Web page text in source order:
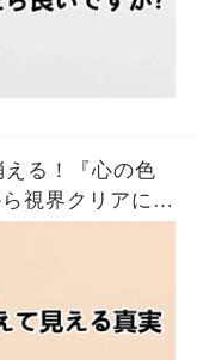
る！『心の色
視界クリアにな